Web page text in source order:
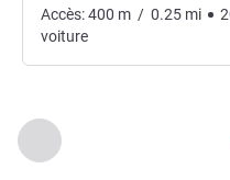
Précédent - Accès &
Page , Accès &
Accès:400 m / 0.25 mi
voiture